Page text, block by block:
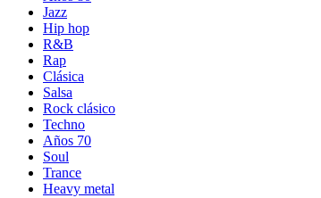
Jazz
Hip hop
R&B
Rap
Clásica
Salsa
Rock clásico
Techno
Años 70
Soul
Trance
Heavy metal